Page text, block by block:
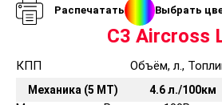
Распечатать Выбрать
C3 Aircross
КПП
Механика (5 MT)
Объём, л.,
4.6 л./100км